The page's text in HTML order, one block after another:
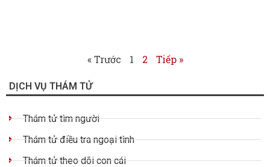
« Trước 1 2 Tiếp »
DỊCH VỤ THÁM TỬ
Thám tử tìm người
Thám tử điều tra ngoại tình
Thám tử theo dõi con cái